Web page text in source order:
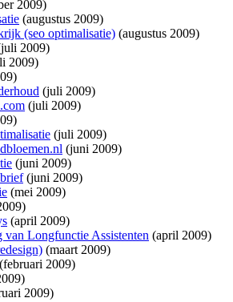
2009)
(augustus 2009)
(seo optimalisatie) (augustus 2009)
2009)
2009)
(juli 2009)
(juli 2009)
(juli 2009)
(juni 2009)
(juni 2009)
(juni 2009)
(mei 2009)
(april 2009)
van Longfunctie Assistenten (april 2009)
(maart 2009)
(februari 2009)
2009)